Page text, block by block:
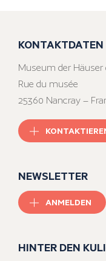
KONTAKTDATEN
Museum der Häuser
Rue du musée
25360 Nancray –
NEWSLETTER
ANMELDEN
HINTER DEN